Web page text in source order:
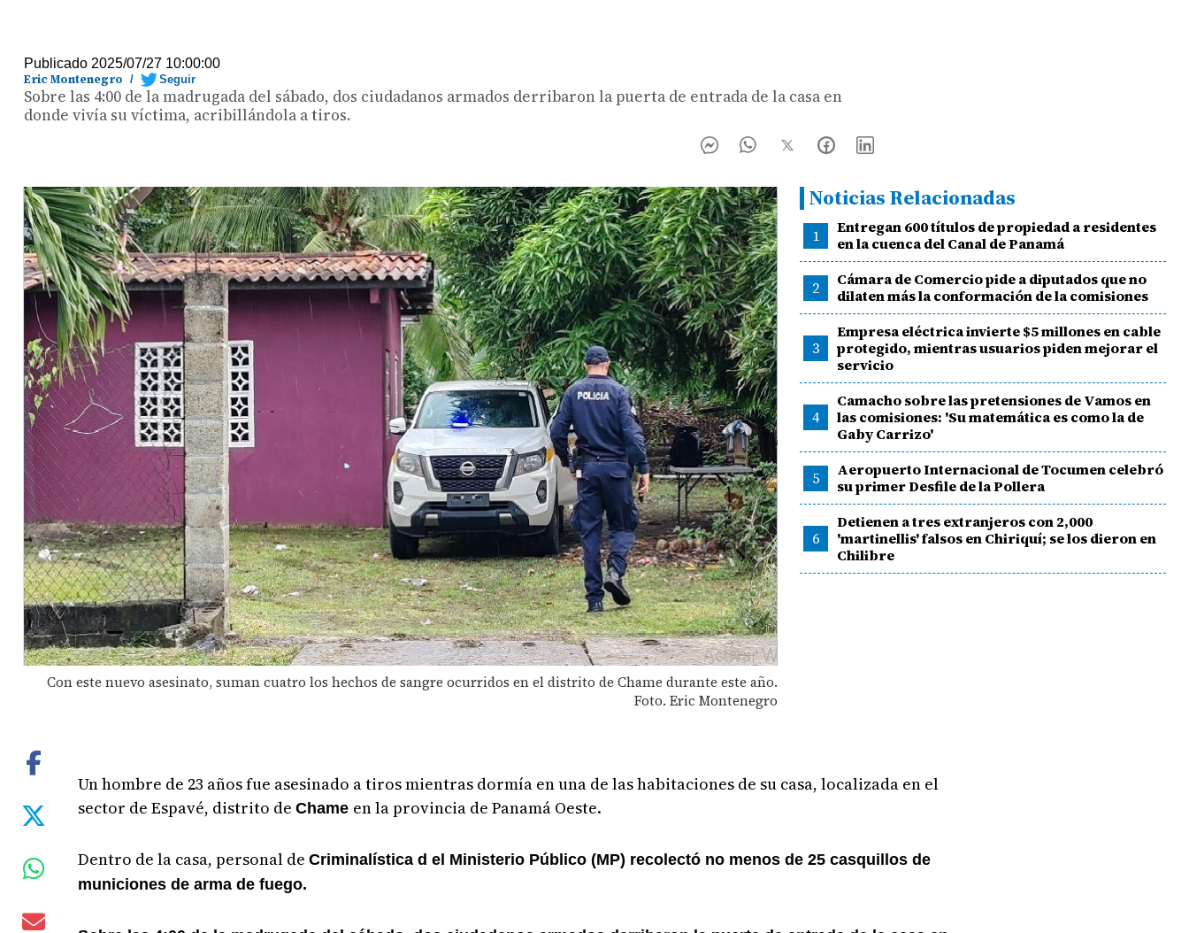
Publicado 2025/07/27 10:00:00
Eric Montenegro / Seguir
Sobre las 4:00 de la madrugada del sábado, dos ciudadanos armados derribaron la puerta de entrada de la casa en
donde vivía su víctima, acribillándola a tiros.
Con este nuevo asesinato, suman cuatro los hechos de sangre ocurridos en el distrito de Chame durante este año.
Foto. Eric Montenegro
Noticias Relacionadas
1
Entregan 600 títulos de propiedad a residentes
en la cuenca del Canal de Panamá
2
Cámara de Comercio pide a diputados que no
dilaten más la conformación de la comisiones
3
Empresa eléctrica invierte $5 millones en cable
protegido, mientras usuarios piden mejorar el
servicio
4
Camacho sobre las pretensiones de Vamos en
las comisiones: 'Su matemática es como la de
Gaby Carrizo'
5
Aeropuerto Internacional de Tocumen celebró
su primer Desfile de la Pollera
6
Detienen a tres extranjeros con 2,000
'martinellis' falsos en Chiriquí; se los dieron en
Chilibre
Un hombre de 23 años fue asesinado a tiros mientras dormía en una de las habitaciones de su casa, localizada en el
sector de Espavé, distrito deChame en la provincia de Panamá Oeste.
Dentro de la casa, personal deCriminalística d el Ministerio Público (MP) recolectó no menos de 25 casquillos de
municiones de arma de fuego.